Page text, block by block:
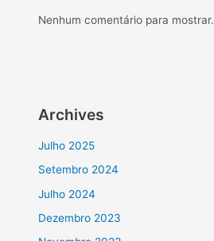
Nenhum comentário para mostrar.
Archives
Julho 2025
Setembro 2024
Julho 2024
Dezembro 2023